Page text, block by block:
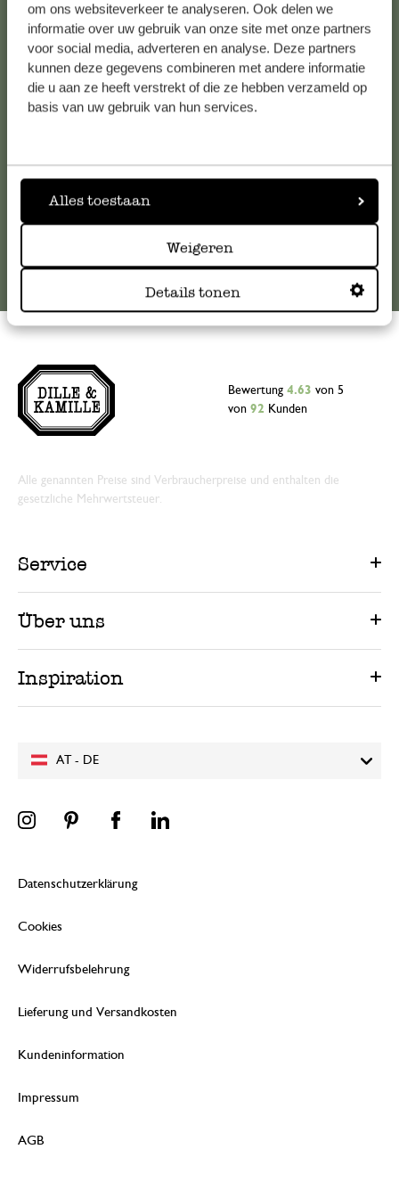
om ons websiteverkeer te analyseren. Ook delen we
informatie over uw gebruik van onze site met onze partners
voor social media, adverteren en analyse. Deze partners
kunnen deze gegevens combineren met andere informatie
die u aan ze heeft verstrekt of die ze hebben verzameld op
basis van uw gebruik van hun services.
Alles toestaan
Weigeren
Details tonen
Kundenservice/Hilfe
Falls Sie Fragen haben oder Tipps und Hilfe brauchen, wenden
Sie sich bitte an unseren Kundenservice. Oder lesen Sie hier
die Antworten aufhäufig gestellte Fragen
kundenservice@dille-kamille.at
AT - DE
Bewertung 4.63 von 5
von 92 Kunden
Alle genannten Preise sind Verbraucherpreise und enthalten die
gesetzliche Mehrwertsteuer.
Service
Über uns
Inspiration
Datenschutzerklärung
Cookies
Widerrufsbelehrung
Lieferung und Versandkosten
Kundeninformation
Impressum
AGB